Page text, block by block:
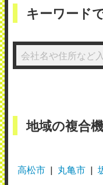
キーワード
地域の複合
高松市 丸亀市